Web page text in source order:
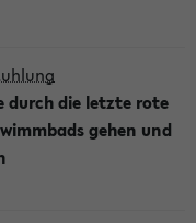
durch die letzte rote
gehen und